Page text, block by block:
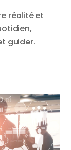
réalité et
guider.